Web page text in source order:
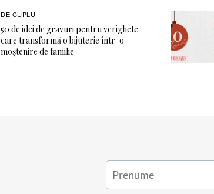
DE CUPLU
50 de idei de gravuri pentru verighete
care transformă o bijuterie într-o
moștenire de familie